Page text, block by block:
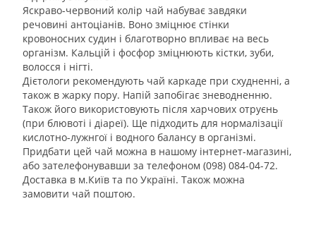
Яскраво-червоний колір чай набуває завдяки
речовині антоціанів. Воно зміцнює стінки
кровоносних судин і благотворно впливає на весь
організм. Кальцій і фосфор зміцнюють кістки, зуби,
волосся і нігті.
Дієтологи рекомендують чай каркаде при схудненні, а
також в жарку пору. Напій запобігає зневодненню.
Також його використовують після харчових отруєнь
(при блювоті і діареї). Ще підходить для нормалізації
кислотно-лужнгої і водного балансу в організмі.
Придбати цей чай можна в нашому інтернет-магазині,
або зателефонувавши за телефоном (098) 084-04-72.
Доставка в м.Київ та по Україні. Також можна
замовити чай поштою.